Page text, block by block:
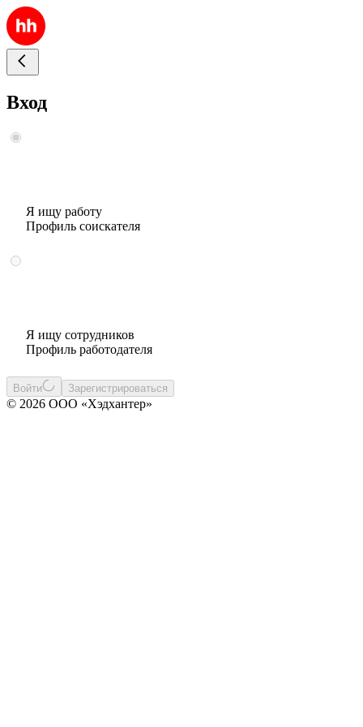
Вход
Я ищу работу
Профиль соискателя
Я ищу сотрудников
Профиль работодателя
Войти Зарегистрироваться
© 2026 ООО «Хэдхантер»